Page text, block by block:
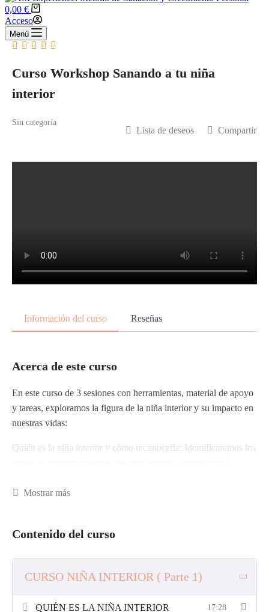
0,00 €
Acceso
Menú
Curso Workshop Sanando a tu niña
interior
Sin categoría
Lista de deseos Compartir
Información del curso Reseñas
Acerca de este curso
En este curso de 3 sesiones con herramientas, material de apoyo
y tareas, exploramos la figura de la niña interior y su impacto en
nuestras vidas:
Quién es la niña interior y cómo reconocerla: Identificaremos los
emociones y acciones cotidianas.
heridas emocionales que pueden afectar a nuestra niña interior,
otras. Comprenderemos cómo estas heridas se originan a
menudo en la infancia y pueden perdurar hasta la edad adulta.
Mostrar más
Contenido del curso
CURSO NIÑA INTERIOR ( Parte 1)
QUIÉN ES LA NIÑA INTERIOR 17:28